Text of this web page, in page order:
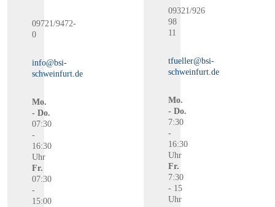
09721/9472-
0
info@bsi-
schweinfurt.de
Mo.
- Do.
07:30
-
16:30
Uhr
Fr.
07:30
-
15:00
09321/926
98
11
tfueller@bsi-
schweinfurt.de
Mo.
- Do.
7:30
-
16:30
Uhr
Fr.
7:30
- 15
Uhr